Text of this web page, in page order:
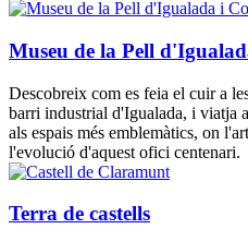
Museu de la Pell
Descobreix com es feia el cuir a
barri industrial d'Igualada, i viatja
als espais més emblemàtics, on
l'evolució d'aquest ofici centenari.
Terra de castells